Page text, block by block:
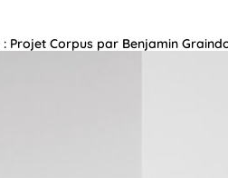
Projet Corpus par Benjamin